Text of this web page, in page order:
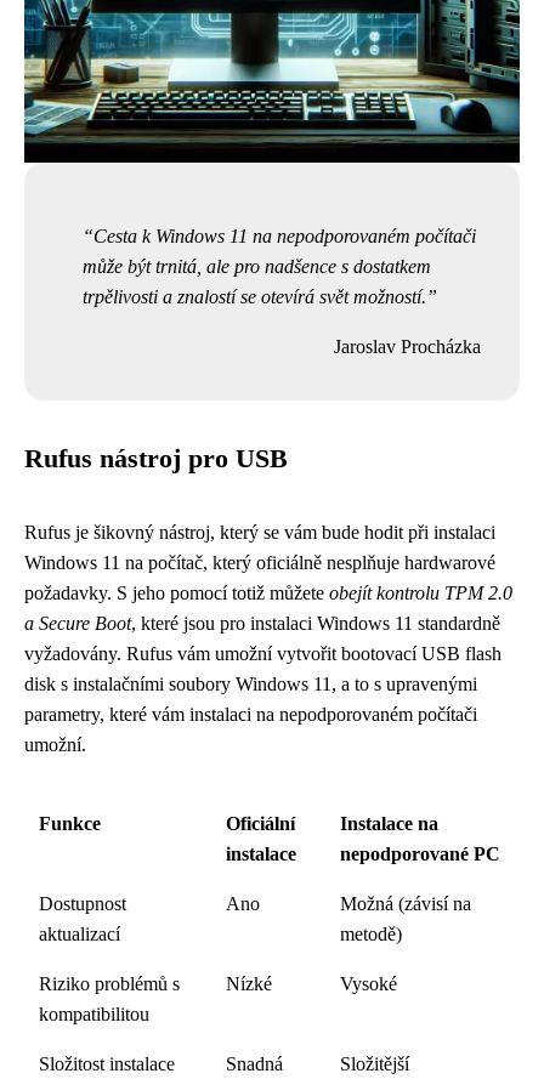
Cesta k Windows 11 na nepodporovaném počítači
může být trnitá, ale pro nadšence s dostatkem
trpělivosti a znalostí se otevírá svět možností.
Jaroslav Procházka
Rufus nástroj pro USB
Rufus je šikovný nástroj, který se vám bude hodit při instalaci
Windows 11 na počítač, který oficiálně nesplňuje hardwarové
požadavky. S jeho pomocí totiž můžete obejít kontrolu TPM 2.0
a Secure Boot, které jsou pro instalaci Windows 11 standardně
vyžadovány. Rufus vám umožní vytvořit bootovací USB flash
disk s instalačními soubory Windows 11, a to s upravenými
parametry, které vám instalaci na nepodporovaném počítači
umožní.
Funkce
Oficiální
instalace
Instalace na
nepodporované PC
Dostupnost
aktualizací
Ano
Možná (závisí na
metodě)
Riziko problémů s
kompatibilitou
Nízké Vysoké
Složitost instalace Snadná Složitější